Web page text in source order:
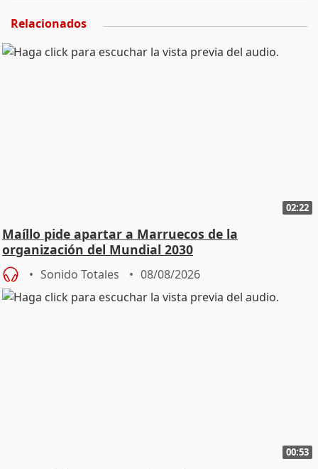
Relacionados
02:22
Maíllo pide apartar a Marruecos de la
organización del Mundial 2030
Sonido Totales 08/08/2026
00:53